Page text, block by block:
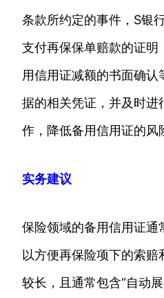
条款所约定的事件，S银
支付再保保单赔款的证明
用信用证减额的书面确
据的相关凭证，并及时进
作，降低备用信用证的风
实务建议
保险领域的备用信用证通
以方便再保险项下的索
较长，且通常包含“自动